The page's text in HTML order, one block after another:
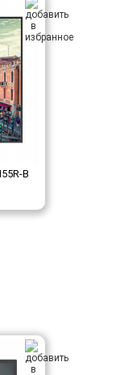
B